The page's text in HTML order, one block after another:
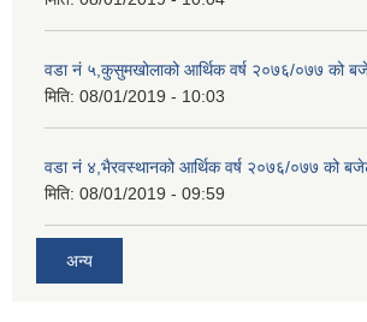
वडा नं ५,कुसुमखोलाको आर्थिक वर्ष २०७६/०७७ को
मिति: 08/01/2019 - 10:03
वडा नं ४,भैरवस्थानको आर्थिक वर्ष २०७६/०७७ को
मिति: 08/01/2019 - 09:59
अन्य